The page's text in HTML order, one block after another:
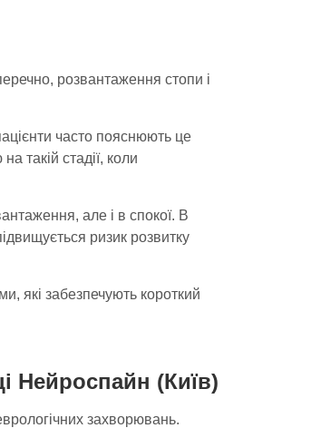
розвантаження стопи і
часто пояснюють це
такій стадії, коли
але і в спокої. В
ризик розвитку
які забезпечують короткий
Нейроспайн (Київ)
захворювань.